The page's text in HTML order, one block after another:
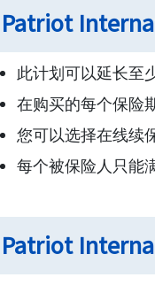
Patriot
此计划可以延长至
在购买的每个保险
您可以选择在线续
每个被保险人只能
Patriot